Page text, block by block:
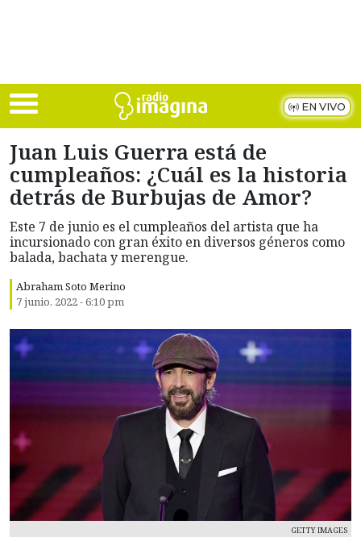
EN VIVO
Juan Luis Guerra está de
cumpleaños: ¿Cuál es la historia
detrás de Burbujas de Amor?
Este 7 de junio es el cumpleaños del artista que ha
incursionado con gran éxito en diversos géneros como
balada, bachata y merengue.
Abraham Soto Merino
7 junio, 2022 - 6:10 pm
GETTY IMAGES